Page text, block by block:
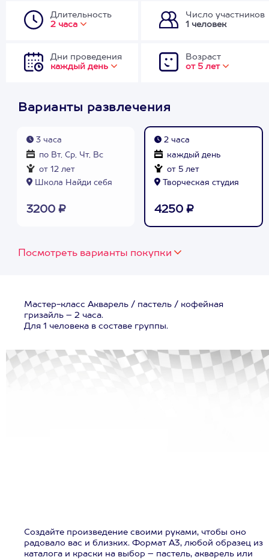
Длительность
2 часа
Число участников
1 человек
Дни проведения
каждый день
Возраст
от 5 лет
Варианты развлечения
3 часа
по Вт, Ср, Чт, Вс
от 12 лет
Школа Найди себя
3200 ₽
2 часа
каждый день
от 5 лет
Творческая студия
4250 ₽
Посмотреть варианты покупки
Мастер-класс Акварель / пастель / кофейная
гризайль – 2 часа.
Для 1 человека в составе группы.
Создайте произведение своими руками, чтобы оно
радовало вас и близких. Формат А3, любой образец из
каталога и краски на выбор – пастель, акварель или